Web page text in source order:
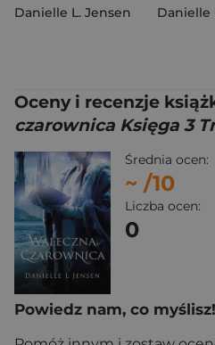
Danielle L. Jensen
Danielle
Oceny i recenzje
czarownica Księga 3
Średnia ocen:
~ /10
Liczba ocen:
0
Powiedz nam, co myślisz!